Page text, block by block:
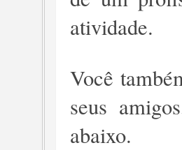
atividade.
Você
seus
abaixo.